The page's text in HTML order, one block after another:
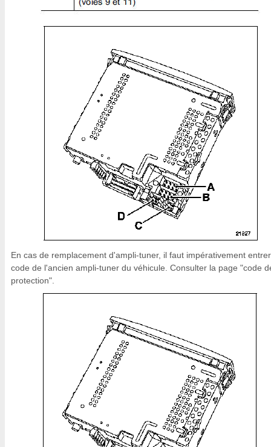
En cas de remplacement d'ampli-tuner, il faut impérativement
code de l'ancien ampli-tuner du véhicule. Consulter la page "code
protection".